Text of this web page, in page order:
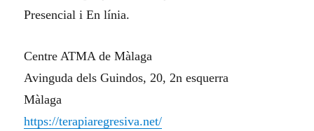
Presencial i En línia.
Centre ATMA de Màlaga
Avinguda dels Guindos, 20, 2n esquerra
Màlaga
https://terapiaregresiva.net/